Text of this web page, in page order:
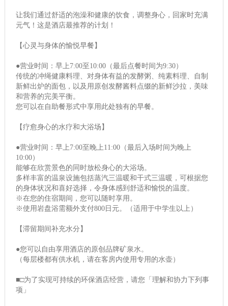
让我们通过舒适的泡澡和健康的饮食，调整身心，回家时充满
元气！这是酒店最推荐的计划！
【心灵与身体的愉悦早餐】
●营业时间：早上7:00至10:00（最后点餐时间为9:30）
传统的冲绳健康料理、对身体有益的发酵粥、纯素料理、自制
新鲜出炉的面包，以及用原创发酵酱料点缀的新鲜沙拉，美味
和营养的完美平衡。
您可以在自助餐形式中享用此处独有的早餐。
【疗愈身心的水疗和大浴场】
●营业时间：早上7:00至晚上11:00（最后入场时间为晚上
10:00）
能够在欣赏景色的同时放松身心的大浴场。
多样丰富的温泉设施包括蒸汽三温暖和干式三温暖，可根据您
的身体状况和喜好选择，令身体感到舒适和愉悦的温度。
※在您的住宿期间，您可以随时享用。
※使用岩盘浴需额外支付800日元。（适用于中学生以上）
【滞留期间补充水分】
●您可以自由享用酒店的原创品牌矿泉水。
（每层楼都有供水机，请在客房内使用专用的水壶）
■□为了实现可持续的环保酒店经营，请您「理解和协力下列事
项」